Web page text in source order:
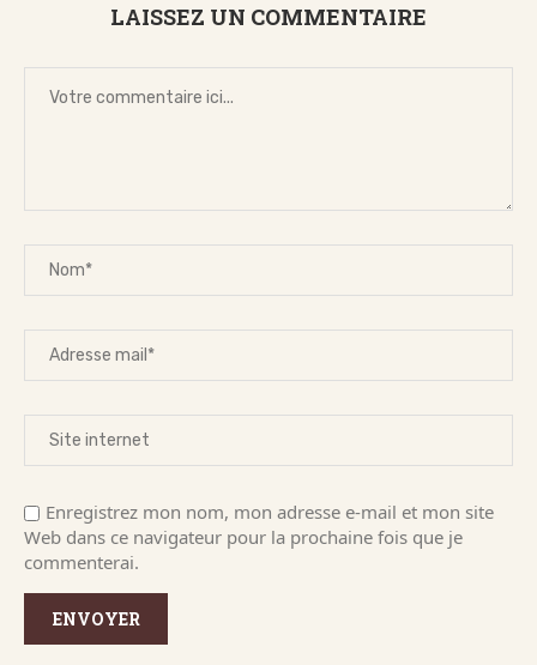
LAISSEZ UN COMMENTAIRE
Enregistrez mon nom, mon adresse e-mail et mon site
Web dans ce navigateur pour la prochaine fois que je
commenterai.